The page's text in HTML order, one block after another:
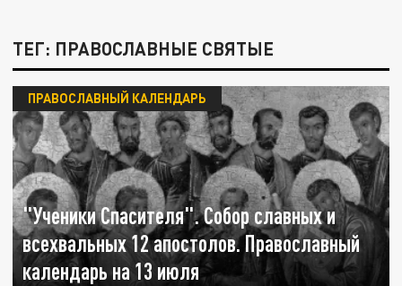
ТЕГ: ПРАВОСЛАВНЫЕ СВЯТЫЕ
"Ученики Спасителя". Собор славных и
всехвальных 12 апостолов. Православный
календарь на 13 июля
ПРАВОСЛАВНЫЙ КАЛЕНДАРЬ